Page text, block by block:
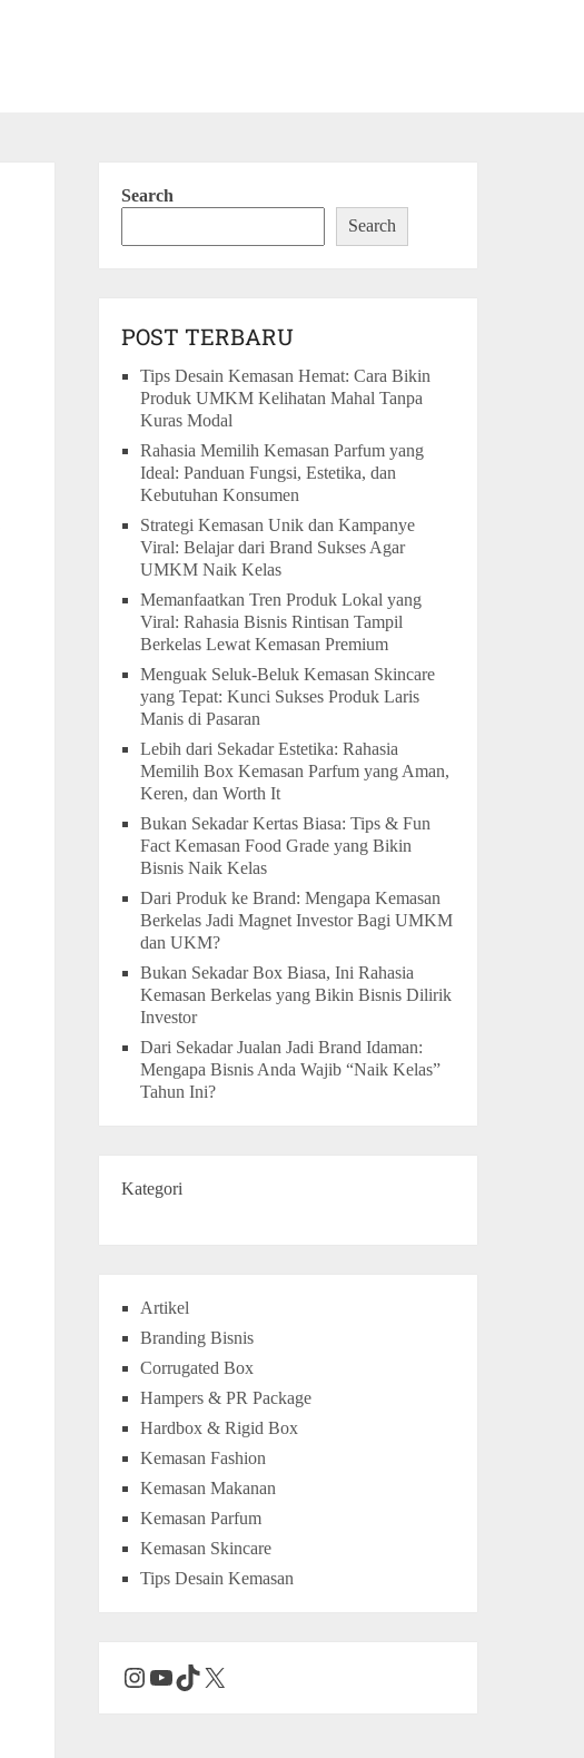
Search
Search
POST TERBARU
Tips Desain Kemasan Hemat: Cara Bikin
Produk UMKM Kelihatan Mahal Tanpa
Kuras Modal
Rahasia Memilih Kemasan Parfum yang
Ideal: Panduan Fungsi, Estetika, dan
Kebutuhan Konsumen
Strategi Kemasan Unik dan Kampanye
Viral: Belajar dari Brand Sukses Agar
UMKM Naik Kelas
Memanfaatkan Tren Produk Lokal yang
Viral: Rahasia Bisnis Rintisan Tampil
Berkelas Lewat Kemasan Premium
Menguak Seluk-Beluk Kemasan Skincare
yang Tepat: Kunci Sukses Produk Laris
Manis di Pasaran
Lebih dari Sekadar Estetika: Rahasia
Memilih Box Kemasan Parfum yang Aman,
Keren, dan Worth It
Bukan Sekadar Kertas Biasa: Tips & Fun
Fact Kemasan Food Grade yang Bikin
Bisnis Naik Kelas
Dari Produk ke Brand: Mengapa Kemasan
Berkelas Jadi Magnet Investor Bagi UMKM
dan UKM?
Bukan Sekadar Box Biasa, Ini Rahasia
Kemasan Berkelas yang Bikin Bisnis Dilirik
Investor
Dari Sekadar Jualan Jadi Brand Idaman:
Mengapa Bisnis Anda Wajib “Naik Kelas”
Tahun Ini?
Kategori
Artikel
Branding Bisnis
Corrugated Box
Hampers & PR Package
Hardbox & Rigid Box
Kemasan Fashion
Kemasan Makanan
Kemasan Parfum
Kemasan Skincare
Tips Desain Kemasan